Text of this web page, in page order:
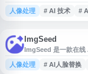
频、文本转视频等功
个性化效果的图片或
人像处理 # AI 技术 #
ImgSeed
ImgSeed 是一款在线
等功能，可用于娱乐
或信用卡即可在线体
人像处理 # AI人脸替换